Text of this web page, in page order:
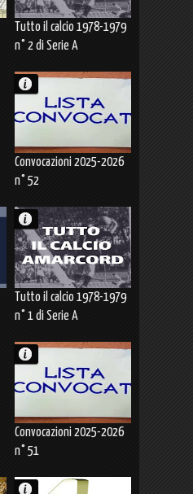
Tutto il calcio 1978-1979
n° 2 di Serie A
Convocazioni 2025-2026
n° 52
Tutto il calcio 1978-1979
n° 1 di Serie A
Convocazioni 2025-2026
n° 51